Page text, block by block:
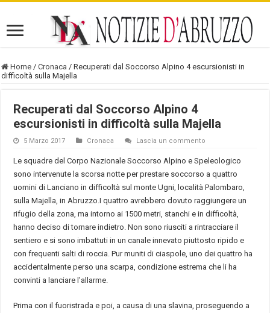
Home / Cronaca / Recuperati dal Soccorso Alpino 4 escursionisti in
difficoltà sulla Majella
Recuperati dal Soccorso Alpino 4
escursionisti in difficoltà sulla Majella
5 Marzo 2017 Cronaca Lascia un commento
Le squadre del Corpo Nazionale Soccorso Alpino e Speleologico
sono intervenute la scorsa notte per prestare soccorso a quattro
uomini di Lanciano in difficoltà sul monte Ugni, località Palombaro,
sulla Majella, in Abruzzo.I quattro avrebbero dovuto raggiungere un
rifugio della zona, ma intorno ai 1500 metri, stanchi e in difficoltà,
hanno deciso di tornare indietro. Non sono riusciti a rintracciare il
sentiero e si sono imbattuti in un canale innevato piuttosto ripido e
con frequenti salti di roccia. Pur muniti di ciaspole, uno dei quattro ha
accidentalmente perso una scarpa, condizione estrema che li ha
convinti a lanciare l’allarme.
Prima con il fuoristrada e poi, a causa di una slavina, proseguendo a